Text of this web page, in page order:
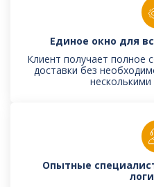
Единое окно для
Клиент получает полное
доставки без
Опытные